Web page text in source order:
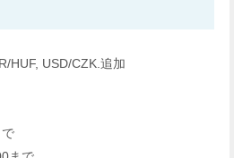
HUF, USD/CZK.追加